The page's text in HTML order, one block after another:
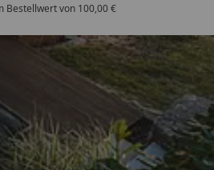
Bestellwert von 100,00 €
Shops
5,00/ 5